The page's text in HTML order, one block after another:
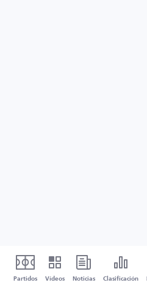
Partidos Vídeos Noticias Clasificación